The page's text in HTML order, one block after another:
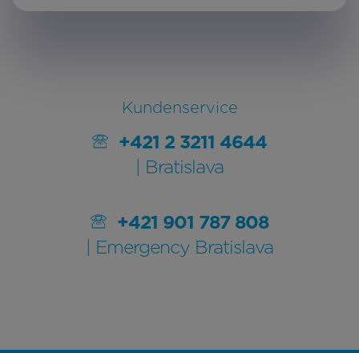
Kundenservice
+421 2 3211 4644
| Bratislava
+421 901 787 808
| Emergency Bratislava